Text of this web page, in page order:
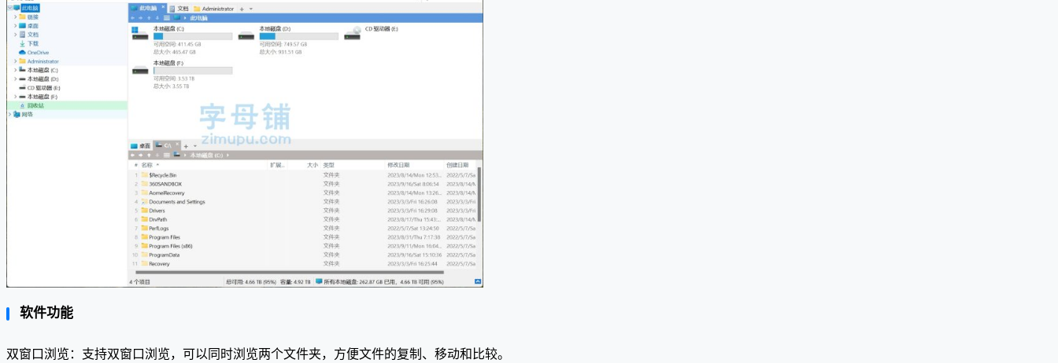
软件功能
双窗口浏览：支持双窗口浏览，可以同时浏览两个文件夹，方便文件的复制、移动和比较。